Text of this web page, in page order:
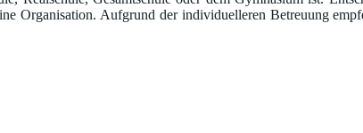
Organisation. Aufgrund der individuelleren Betreuung